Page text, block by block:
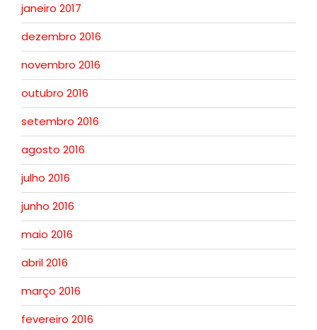
janeiro 2017
dezembro 2016
novembro 2016
outubro 2016
setembro 2016
agosto 2016
julho 2016
junho 2016
maio 2016
abril 2016
março 2016
fevereiro 2016